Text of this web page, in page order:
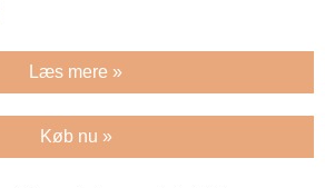
Læs mere »
Køb nu »